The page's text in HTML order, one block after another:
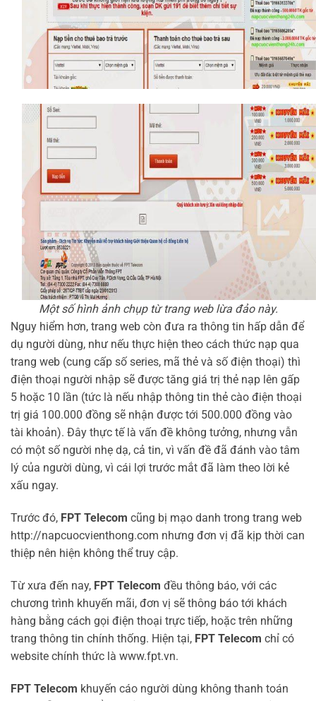
Một số hình ảnh chụp từ trang web lừa đảo này.
Nguy hiểm hơn, trang web còn đưa ra thông tin hấp dẫn để
dụ người dùng, như nếu thực hiện theo cách thức nạp qua
trang web (cung cấp số series, mã thẻ và số điện thoại) thì
điện thoại người nhập sẽ được tăng giá trị thẻ nạp lên gấp
5 hoặc 10 lần (tức là nếu nhập thông tin thẻ cào điện thoại
trị giá 100.000 đồng sẽ nhận được tới 500.000 đồng vào
tài khoản). Đây thực tế là vấn đề không tưởng, nhưng vẫn
có một số người nhẹ dạ, cả tin, vì vấn đề đã đánh vào tâm
lý của người dùng, vì cái lợi trước mắt đã làm theo lời kẻ
xấu ngay.
Trước đó, FPT Telecom cũng bị mạo danh trong trang web
http://napcuocvienthong.com nhưng đơn vị đã kịp thời can
thiệp nên hiện không thể truy cập.
Từ xưa đến nay, FPT Telecom đều thông báo, với các
chương trình khuyến mãi, đơn vị sẽ thông báo tới khách
hàng bằng cách gọi điện thoại trực tiếp, hoặc trên những
trang thông tin chính thống. Hiện tại, FPT Telecom chỉ có
website chính thức là www.fpt.vn.
FPT Telecom khuyến cáo người dùng không thanh toán